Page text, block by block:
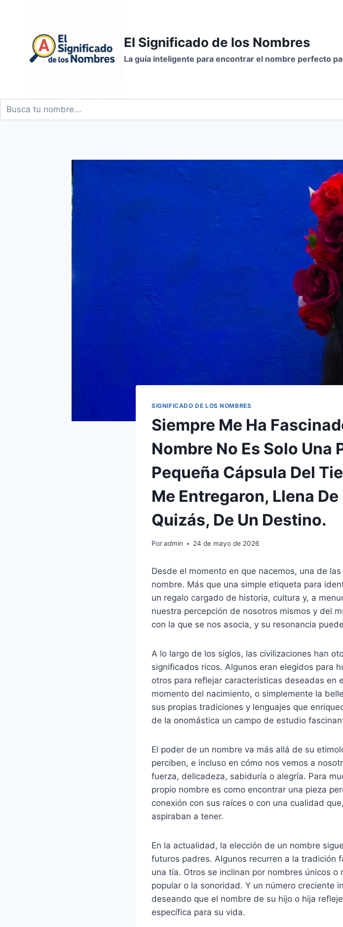
contenido
El Significado de los Nombres
La guía inteligente para encontrar el nombre perfecto
SIGNIFICADO DE LOS NOMBRES
Siempre Me Ha
Nombre No Es Solo Una
Pequeña Cápsula Del
Me Entregaron, Llena
Quizás, De Un Destino.
Poradmin 24 de mayo de 2026
Desde el momento en que nacemos, una de
nombre. Más que una simple etiqueta para
un regalo cargado de historia, cultura y, a
nuestra percepción de nosotros mismos y del
con la que se nos asocia, y su resonancia
A lo largo de los siglos, las civilizaciones han
significados ricos. Algunos eran elegidos para
otros para reflejar características deseadas en
momento del nacimiento, o simplemente la
sus propias tradiciones y lenguajes que
de la onomástica un campo de estudio
El poder de un nombre va más allá de su
perciben, e incluso en cómo nos vemos a
fuerza, delicadeza, sabiduría o alegría. Para
propio nombre es como encontrar una pieza
conexión con sus raíces o con una cualidad
aspiraban a tener.
En la actualidad, la elección de un nombre
futuros padres. Algunos recurren a la tradición
una tía. Otros se inclinan por nombres únicos
popular o la sonoridad. Y un número creciente
deseando que el nombre de su hijo o hija
específica para su vida.